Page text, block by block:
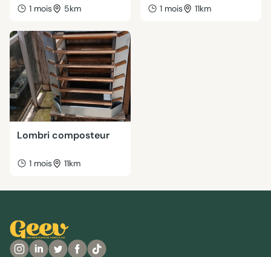
1 mois 5km 1 mois 11km
Lombri composteur
1 mois 11km